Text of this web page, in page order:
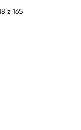
z 165